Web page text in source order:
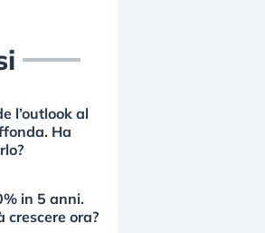
l’outlook al
Ha
in 5 anni.
crescere ora?